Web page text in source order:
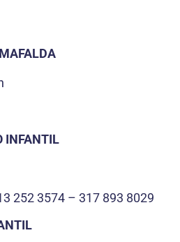
INFANTIL
252 3574 – 317 893 8029